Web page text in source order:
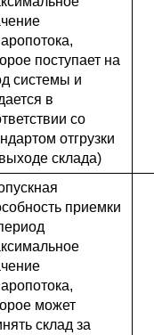
поступает на
системы и
в
со
отгрузки
склада)
приемки
может
склад за